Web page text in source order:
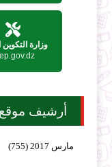
وزارة
أرشيف موقع